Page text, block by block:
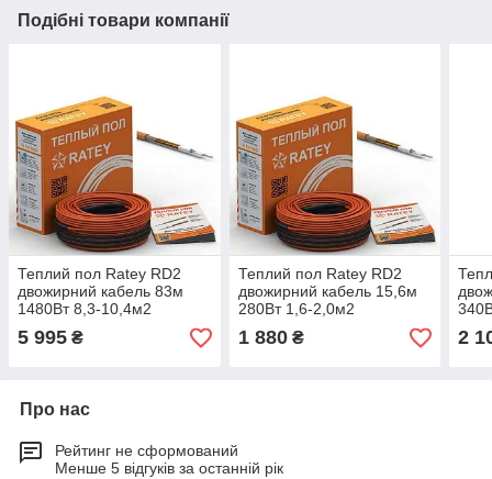
Подібні товари компанії
Теплий пол Ratey RD2
двожирний кабель 83м
1480Вт 8,3-10,4м2
5 995 ₴
Теплий пол Ratey RD2
двожирний кабель 15,6м
280Вт 1,6-2,0м2
1 880₴ 2
Про нас
Рейтинг не сформований
Менше 5 відгуків за останній рік